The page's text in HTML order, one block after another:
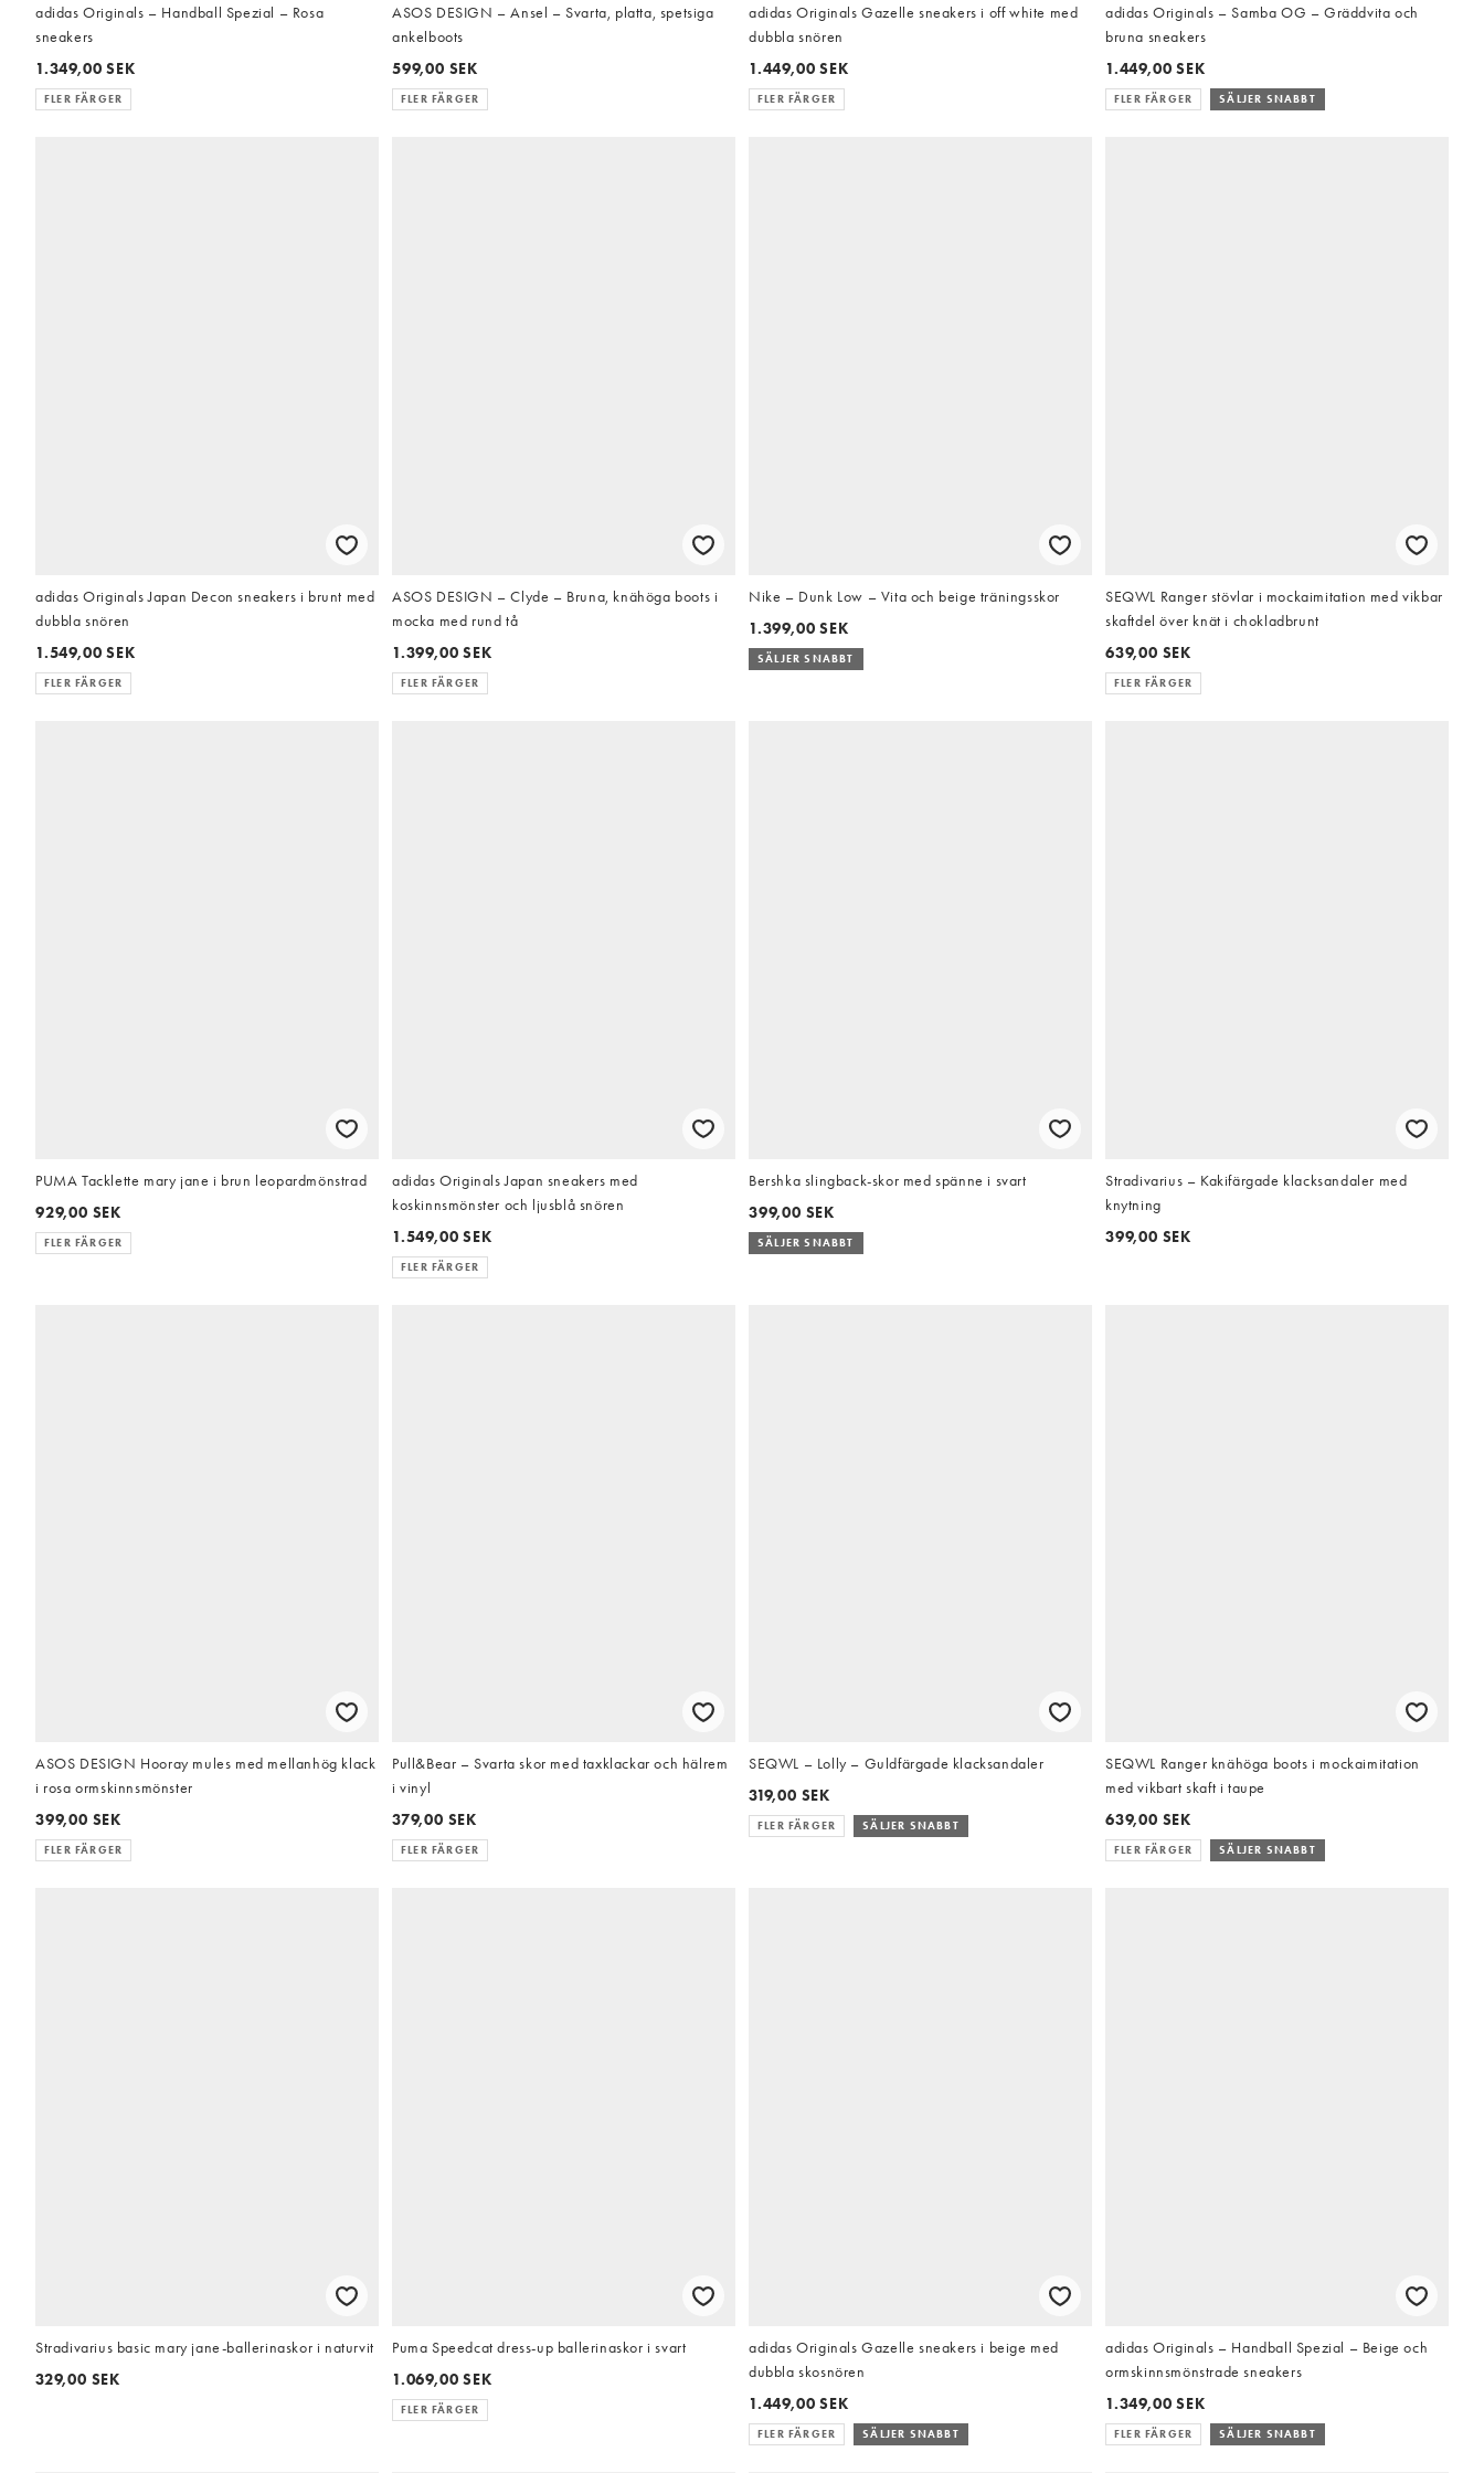
adidas Originals – Handball Spezial – Rosa
sneakers
1.349,00 SEK
FLER FÄRGER
ASOS DESIGN – Ansel – Svarta, platta, spetsiga
ankelboots
599,00 SEK
FLER FÄRGER
adidas Originals Gazelle sneakers i off white med
dubbla snören
1.449,00 SEK
FLER FÄRGER
adidas Originals – Samba OG – Gräddvita och
bruna sneakers
1.449,00 SEK
FLER FÄRGER SÄLJER SNABBT
adidas Originals Japan Decon sneakers i brunt med
dubbla snören
1.549,00 SEK
FLER FÄRGER
ASOS DESIGN – Clyde – Bruna, knähöga boots i
mocka med rund tå
1.399,00 SEK
FLER FÄRGER
Nike – Dunk Low – Vita och beige träningsskor
1.399,00 SEK
SÄLJER SNABBT
SEQWL Ranger stövlar i mockaimitation med vikbar
skaftdel över knät i chokladbrunt
639,00 SEK
FLER FÄRGER
PUMA Tacklette mary jane i brun leopardmönstrad
929,00 SEK
FLER FÄRGER
adidas Originals Japan sneakers med
koskinnsmönster och ljusblå snören
1.549,00 SEK
FLER FÄRGER
Bershka slingback-skor med spänne i svart
399,00 SEK
SÄLJER SNABBT
Stradivarius – Kakifärgade klacksandaler med
knytning
399,00 SEK
ASOS DESIGN Hooray mules med mellanhög klack
i rosa ormskinnsmönster
399,00 SEK
FLER FÄRGER
Pull&Bear – Svarta skor med taxklackar och hälrem
i vinyl
379,00 SEK
FLER FÄRGER
SEQWL – Lolly – Guldfärgade klacksandaler
319,00 SEK
FLER FÄRGER SÄLJER SNABBT
SEQWL Ranger knähöga boots i mockaimitation
med vikbart skaft i taupe
639,00 SEK
FLER FÄRGER SÄLJER SNABBT
Stradivarius basic mary jane-ballerinaskor i naturvit
329,00 SEK
Puma Speedcat dress-up ballerinaskor i svart
1.069,00 SEK
FLER FÄRGER
adidas Originals Gazelle sneakers i beige med
dubbla skosnören
1.449,00 SEK
FLER FÄRGER SÄLJER SNABBT
adidas Originals – Handball Spezial – Beige och
ormskinnsmönstrade sneakers
1.349,00 SEK
FLER FÄRGER SÄLJER SNABBT